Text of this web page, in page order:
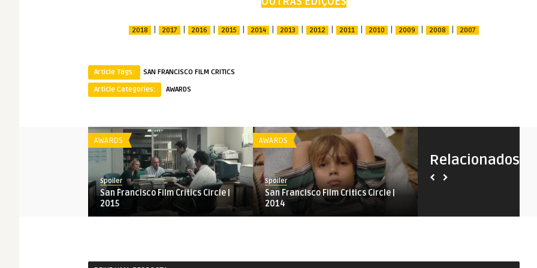
2018 | 2017 | 2016 | 2015 | 2014 | 2013 | 2012 | 2011 | 2010 | 2009 | 2008 | 2007
Article Tags:
SAN FRANCISCO FILM CRITICS
Article Categories:
AWARDS
Relacionados
AWARDS
Spoiler
San Francisco Film Critics Circle |
2015
AWARDS
Spoiler
San Francisco Film Critics Circle |
2014
Spoiler